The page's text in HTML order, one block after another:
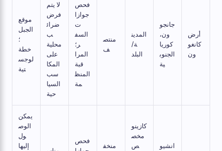
أرض
كانغو
ون
جانجو
ون،
كوريا
الجنوب
ية
المدين
ة/
البلد
منتص
ف
فحص
جوازا
ت
السف
ر؛
المرا
قبة
المنظ
مة
لا يتم
فرض
ضرائ
ب
محلية
على
المكا
سب
السيا
حية
موقع
الجبل
؛
خطة
لوجس
تية
انشيو
كازينو
مخص
ص
منخف
فحص
يمكن
الوص
ول
إليها